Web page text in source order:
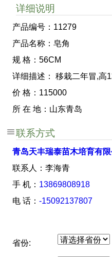
详细说明
产品编号：11279
产品名称：皂角
规 格：56CM
详细描述： 移栽二年冒,高
价 格：115000
所 在 地：山东青岛
联系方式
青岛天丰瑞泰苗木培育有限
联系人：李海青
手 机： 13869808918
电 话： -15092137807
省份: